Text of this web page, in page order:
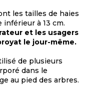
les tailles de haies
à 13 cm.
et les usagers
le jour-même.
de plusieurs
dans le
au pied des arbres.